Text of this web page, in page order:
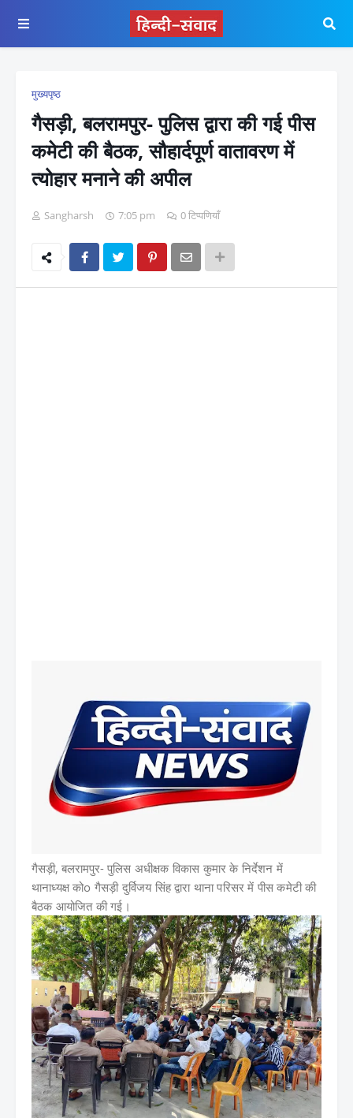
मुख्यपृष्ठ
गैसड़ी, बलरामपुर- पुलिस द्वारा की गई पीस
कमेटी की बैठक, सौहार्दपूर्ण वातावरण में
त्योहार मनाने की अपील
Sangharsh 7:05 pm 0 टिप्पणियाँ
गैसड़ी, बलरामपुर- पुलिस अधीक्षक विकास कुमार के निर्देशन में
थानाध्यक्ष कोo गैसड़ी दुर्विजय सिंह द्वारा थाना परिसर में पीस कमेटी की
बैठक आयोजित की गई।